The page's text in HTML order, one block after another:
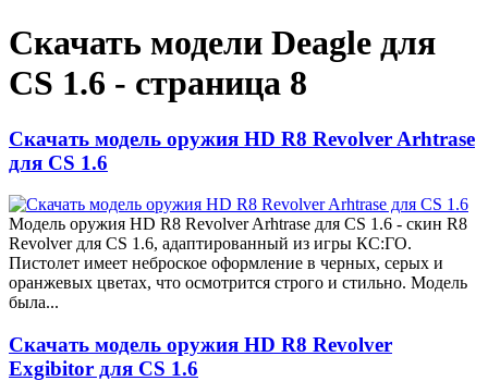
Скачать модели Deagle для
CS 1.6 - страница 8
Скачать модель оружия HD R8 Revolver Arhtrase
для CS 1.6
Модель оружия HD R8 Revolver Arhtrase для CS 1.6 - скин R8
Revolver для CS 1.6, адаптированный из игры КС:ГО.
Пистолет имеет неброское оформление в черных, серых и
оранжевых цветах, что осмотрится строго и стильно. Модель
была...
Скачать модель оружия HD R8 Revolver
Exgibitor для CS 1.6